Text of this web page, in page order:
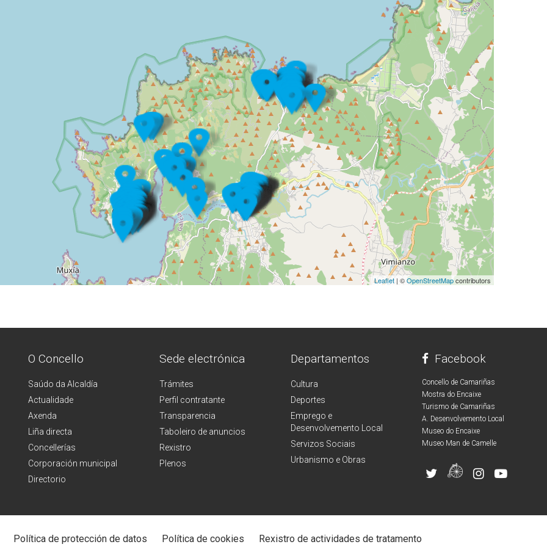
Leaflet | ©OpenStreetMapcontributors
O Concello
Saúdo da Alcaldía
Actualidade
Axenda
Liña directa
Concellerías
Corporación municipal
Directorio
Sede electrónica
Trámites
Perfil contratante
Transparencia
Taboleiro de anuncios
Rexistro
Plenos
Departamentos
Cultura
Deportes
Emprego e
Desenvolvemento Local
Servizos Sociais
Urbanismo e Obras
Facebook
Concello de Camariñas
Mostra do Encaixe
Turismo de Camariñas
A. Desenvolvemento Local
Museo do Encaixe
Museo Man de Camelle
Política de protección de datos Política de cookies Rexistro de actividades de tratamento